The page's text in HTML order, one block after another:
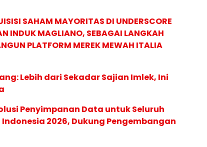
SAHAM MAYORITAS DI UNDERSCORE
INDUK MAGLIANO, SEBAGAI LANGKAH
PLATFORM MEREK MEWAH ITALIA
Lebih dari Sekadar Sajian Imlek, Ini
Penyimpanan Data untuk Seluruh
Indonesia 2026, Dukung Pengembangan